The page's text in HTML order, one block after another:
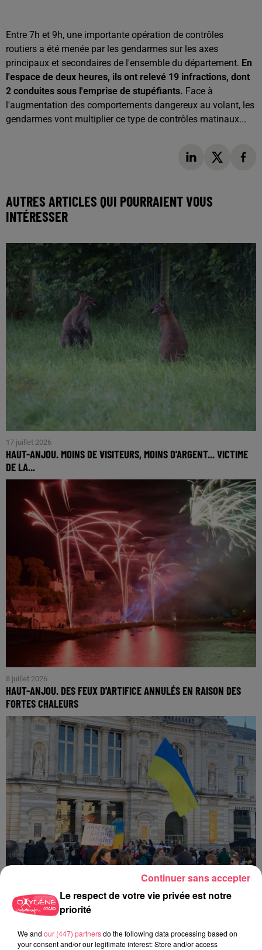
Entre 7h et 9h, une importante opération de contrôles
routiers a été menée par les gendarmes sur les axes
principaux et secondaires de l'ensemble du département. En
l'espace de deux heures, ils ont relevé 19 infractions, dont
2 conduites sous l'emprise de stupéfiants. Face à
l'augmentation des comportements dangereux au volant, les
gendarmes vont multiplier ce type de contrôles matinaux...
AUTRES ARTICLES QUI POURRAIENT VOUS
INTÉRESSER
17 juillet 2026
HAUT-ANJOU. MOINS DE VISITEURS, MOINS D'ARGENT... VICTIME
DE LA...
8 juillet 2026
HAUT-ANJOU. DES FEUX D'ARTIFICE ANNULÉS EN RAISON DES
FORTES CHALEURS
30 juin 2026
Le respect de votre vie privée est notre
priorité
We and our (447) partnersdo the following data processing based on
your consent and/or our legitimate interest: Store and/or access
Continuer sans accepter